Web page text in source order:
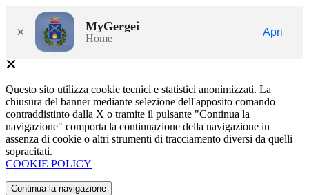
× MyGergei
Home
Apri
Questo sito utilizza cookie tecnici e statistici anonimizzati. La
chiusura del banner mediante selezione dell'apposito comando
contraddistinto dalla X o tramite il pulsante "Continua la
navigazione" comporta la continuazione della navigazione in
assenza di cookie o altri strumenti di tracciamento diversi da quelli
sopracitati.
COOKIE POLICY
Continua la navigazione